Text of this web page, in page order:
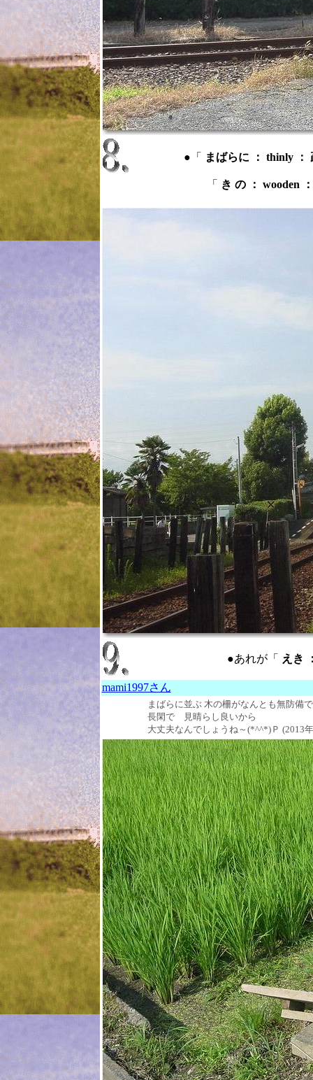
●「 まばらに ： thinly ：
「 き の ： wooden
●あれが「 えき
mami1997さん
まばらに並ぶ 木の柵がなんとも無防備
長閑で 見晴らし良いから
大丈夫なんでしょうね～(*^^*)Ｐ (2013